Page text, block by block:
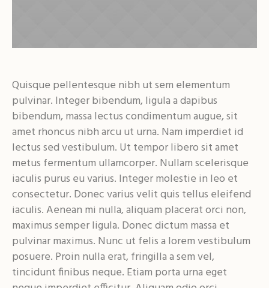
Quisque pellentesque nibh ut sem elementum
pulvinar. Integer bibendum, ligula a dapibus
bibendum, massa lectus condimentum augue, sit
amet rhoncus nibh arcu ut urna. Nam imperdiet id
lectus sed vestibulum. Ut tempor libero sit amet
metus fermentum ullamcorper. Nullam scelerisque
iaculis purus eu varius. Integer molestie in leo et
consectetur. Donec varius velit quis tellus eleifend
iaculis. Aenean mi nulla, aliquam placerat orci non,
maximus semper ligula. Donec dictum massa et
pulvinar maximus. Nunc ut felis a lorem vestibulum
posuere. Proin nulla erat, fringilla a sem vel,
tincidunt finibus neque. Etiam porta urna eget